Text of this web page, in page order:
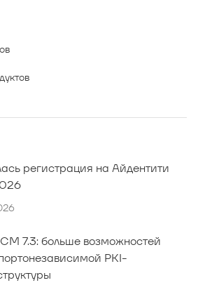
регистрация на Айдентити
7.3: больше возможностей
PKI-